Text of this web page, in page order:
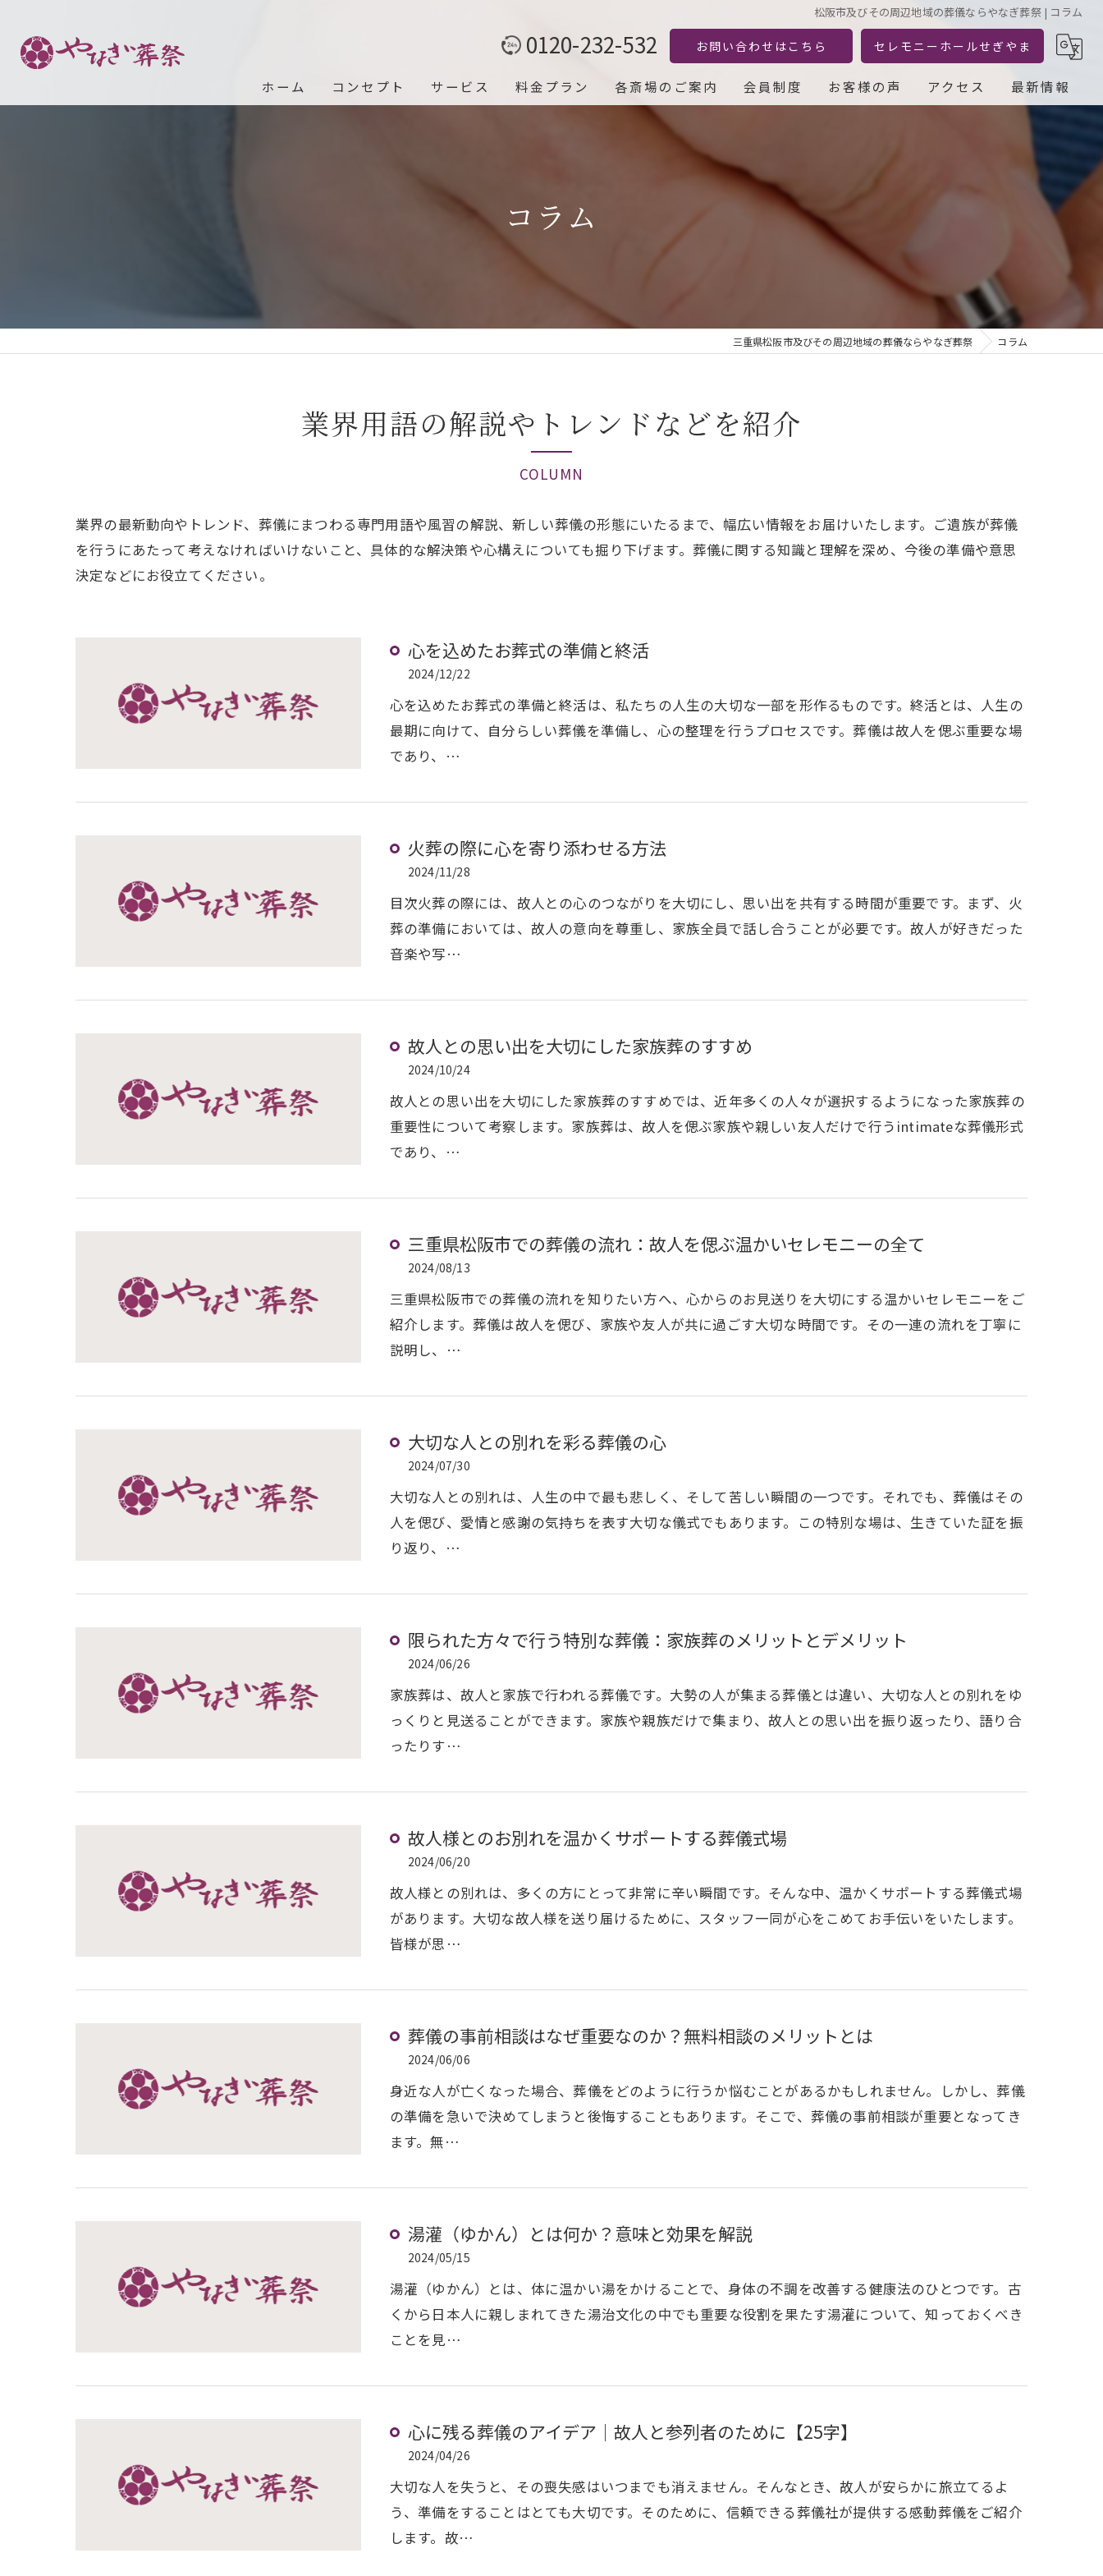
松阪市及びその周辺地域の葬儀ならやなぎ葬祭 | コラム
0120-232-532 お問い合わせはこちら セレモニーホールせぎやま
ホーム コンセプト サービス 料金プラン 各斎場のご案内 会員制度 お客様の声 アクセス 最新情報
コラム
三重県松阪市及びその周辺地域の葬儀ならやなぎ葬祭 コラム
業界用語の解説やトレンドなどを紹介
COLUMN
業界の最新動向やトレンド、葬儀にまつわる専門用語や風習の解説、新しい葬儀の形態にいたるまで、幅広い情報をお届けいたします。ご遺族が葬儀
を行うにあたって考えなければいけないこと、具体的な解決策や心構えについても掘り下げます。葬儀に関する知識と理解を深め、今後の準備や意思
決定などにお役立てください。
心を込めたお葬式の準備と終活
2024/12/22
心を込めたお葬式の準備と終活は、私たちの人生の大切な一部を形作るものです。終活とは、人生の
最期に向けて、自分らしい葬儀を準備し、心の整理を行うプロセスです。葬儀は故人を偲ぶ重要な場
であり、…
火葬の際に心を寄り添わせる方法
2024/11/28
目次火葬の際には、故人との心のつながりを大切にし、思い出を共有する時間が重要です。まず、火
葬の準備においては、故人の意向を尊重し、家族全員で話し合うことが必要です。故人が好きだった
音楽や写…
故人との思い出を大切にした家族葬のすすめ
2024/10/24
故人との思い出を大切にした家族葬のすすめでは、近年多くの人々が選択するようになった家族葬の
重要性について考察します。家族葬は、故人を偲ぶ家族や親しい友人だけで行うintimateな葬儀形式
であり、…
三重県松阪市での葬儀の流れ：故人を偲ぶ温かいセレモニーの全て
2024/08/13
三重県松阪市での葬儀の流れを知りたい方へ、心からのお見送りを大切にする温かいセレモニーをご
紹介します。葬儀は故人を偲び、家族や友人が共に過ごす大切な時間です。その一連の流れを丁寧に
説明し、…
大切な人との別れを彩る葬儀の心
2024/07/30
大切な人との別れは、人生の中で最も悲しく、そして苦しい瞬間の一つです。それでも、葬儀はその
人を偲び、愛情と感謝の気持ちを表す大切な儀式でもあります。この特別な場は、生きていた証を振
り返り、…
限られた方々で行う特別な葬儀：家族葬のメリットとデメリット
2024/06/26
家族葬は、故人と家族で行われる葬儀です。大勢の人が集まる葬儀とは違い、大切な人との別れをゆ
っくりと見送ることができます。家族や親族だけで集まり、故人との思い出を振り返ったり、語り合
ったりす…
故人様とのお別れを温かくサポートする葬儀式場
2024/06/20
故人様との別れは、多くの方にとって非常に辛い瞬間です。そんな中、温かくサポートする葬儀式場
があります。大切な故人様を送り届けるために、スタッフ一同が心をこめてお手伝いをいたします。
皆様が思…
葬儀の事前相談はなぜ重要なのか？無料相談のメリットとは
2024/06/06
身近な人が亡くなった場合、葬儀をどのように行うか悩むことがあるかもしれません。しかし、葬儀
の準備を急いで決めてしまうと後悔することもあります。そこで、葬儀の事前相談が重要となってき
ます。無…
湯灌（ゆかん）とは何か？意味と効果を解説
2024/05/15
湯灌（ゆかん）とは、体に温かい湯をかけることで、身体の不調を改善する健康法のひとつです。古
くから日本人に親しまれてきた湯治文化の中でも重要な役割を果たす湯灌について、知っておくべき
ことを見…
心に残る葬儀のアイデア｜故人と参列者のために【25字】
2024/04/26
大切な人を失うと、その喪失感はいつまでも消えません。そんなとき、故人が安らかに旅立てるよ
う、準備をすることはとても大切です。そのために、信頼できる葬儀社が提供する感動葬儀をご紹介
します。故…